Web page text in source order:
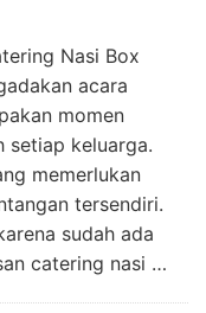
Nasi Box
acara
momen
setiap keluarga.
memerlukan
tersendiri.
sudah ada
catering nasi …